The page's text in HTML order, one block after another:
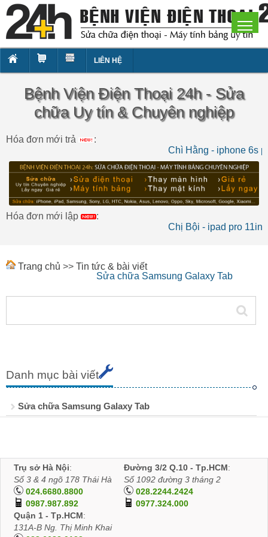
LIÊN HỆ
Bệnh Viện Điện Thoại 24h - Sửa
chữa Uy tín & Chuyên nghiệp
Hóa đơn mới trả
:
Chì Hằng - iphone 6s
Hóa đơn mới lập
:
Chị Bội - ipad pro 11in
Trang chủ >> Tin tức & bài viết
Sửa chữa Samsung Galaxy Tab
Danh mục bài viết
Sửa chữa Samsung Galaxy Tab
Trụ sở Hà Nội:
Số 3 & 4 ngõ 178 Thái Hà
024.6680.8800
0987.987.892
Đường 3/2 Q.10 - Tp.HCM:
Số 1092 đường 3 tháng 2
028.2244.2424
0977.324.000
Quận 1 - Tp.HCM:
131A-B Ng. Thị Minh Khai